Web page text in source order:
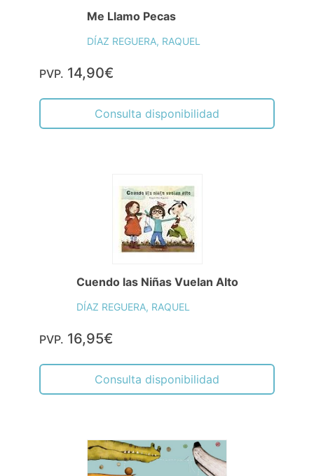
Me Llamo Pecas
DÍAZ REGUERA, RAQUEL
PVP. 14,90€
Consulta disponibilidad
Cuendo las Niñas Vuelan Alto
DÍAZ REGUERA, RAQUEL
PVP. 16,95€
Consulta disponibilidad